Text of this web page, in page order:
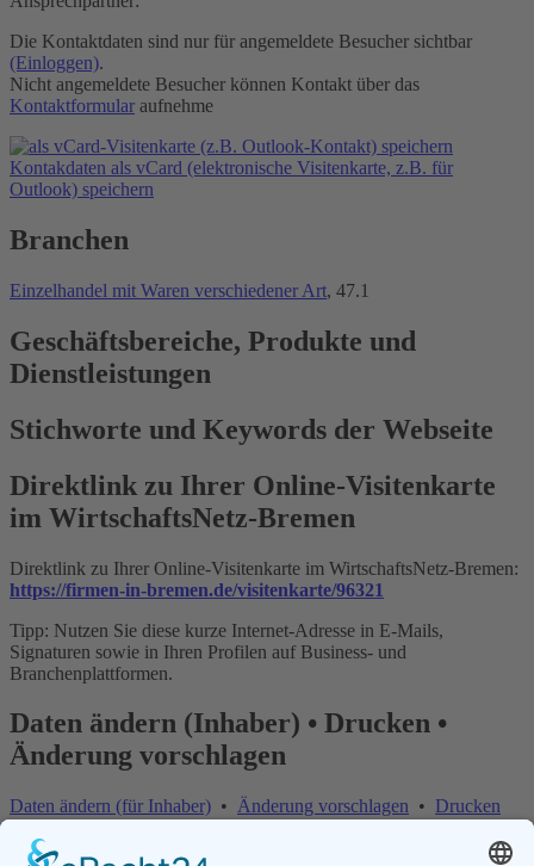
Die Kontaktdaten sind nur für angemeldete Besucher sichtbar
(Einloggen).
Nicht angemeldete Besucher können Kontakt über das
Kontaktformular aufnehme
Kontakdaten als vCard (elektronische Visitenkarte, z.B. für
Outlook) speichern
Branchen
Einzelhandel mit Waren verschiedener Art, 47.1
Geschäftsbereiche, Produkte und
Dienstleistungen
Stichworte und Keywords der Webseite
Direktlink zu Ihrer Online-Visitenkarte
im WirtschaftsNetz-Bremen
Direktlink zu Ihrer Online-Visitenkarte im WirtschaftsNetz-Bremen:
https://firmen-in-bremen.de/visitenkarte/96321
Tipp: Nutzen Sie diese kurze Internet-Adresse in E-Mails,
Signaturen sowie in Ihren Profilen auf Business- und
Branchenplattformen.
Daten ändern (Inhaber) • Drucken •
Änderung vorschlagen
Daten ändern (für Inhaber) • Änderung vorschlagen • Drucken
Änderung vorschlagen | Fehler melden